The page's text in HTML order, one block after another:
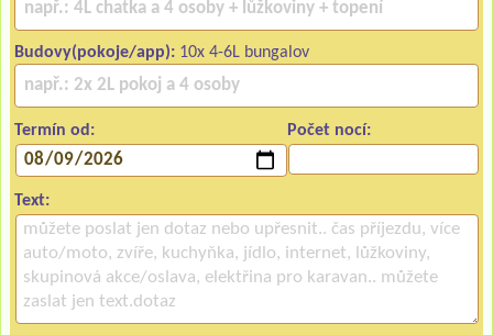
Budovy(pokoje/app): 10x 4-6L bungalov
Termín od: Počet nocí:
Text: